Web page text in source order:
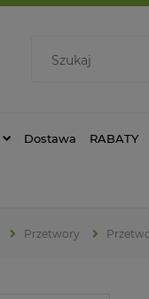
Dostawa RABATY
Przetwory